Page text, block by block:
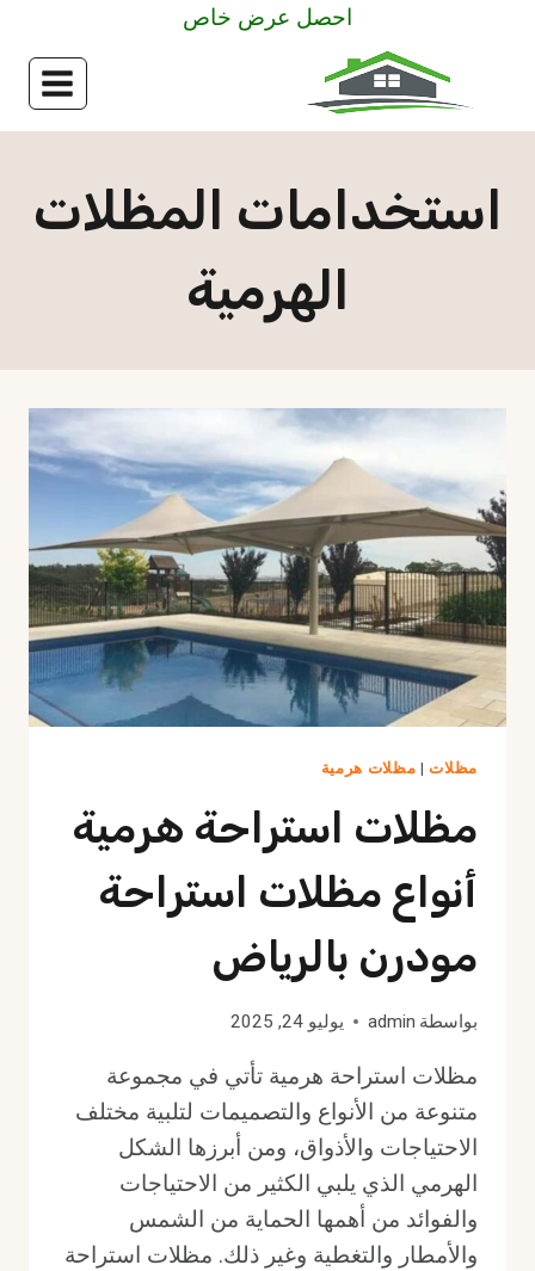
احصل عرض خاص
استخدامات المظلات
الهرمية
مظلات| مظلات هرمية
مظلات استراحة هرمية
أنواع مظلات استراحة
مودرن بالرياض
بواسطة admin يوليو 24, 2025
مظلات استراحة هرمية تأتي في مجموعة
متنوعة من الأنواع والتصميمات لتلبية مختلف
الاحتياجات والأذواق، ومن أبرزها الشكل
الهرمي الذي يلبي الكثير من الاحتياجات
والفوائد من أهمها الحماية من الشمس
والأمطار والتغطية وغير ذلك. مظلات استراحة